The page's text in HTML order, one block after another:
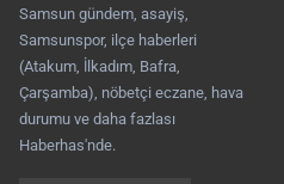
Samsun gündem, asayiş,
Samsunspor, ilçe haberleri
(Atakum, İlkadım, Bafra,
Çarşamba), nöbetçi eczane, hava
durumu ve daha fazlası
Haberhas'nde.